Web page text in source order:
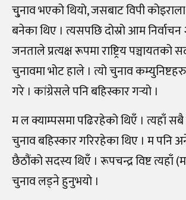
चु्नाव भएको थियो, जसबाट विपी कोइराला
बनेका थिए । त्यसपछि दोस्रो आम निर्वाचन
जनताले प्रत्यक्ष रूपमा राष्ट्रिय पञ्चायतको
चुनावमा भोट हाले । त्यो चुनाव
गरे । कांग्रेसले पनि बहिस्कार गर्‍यो ।
म ल क्याम्पसमा पढिरहेको थिएँ । त्यहाँ सबै
चुनाव बहिस्कार गरिरहेका थिए । म पनि
छैठौंको सदस्य थिएँ । रूपचन्द्र विष्ट त्यहाँ
चुनाव लड्ने हुनुभयो ।